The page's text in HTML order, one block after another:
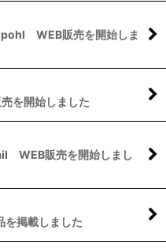
WEB販売を開始しま
を開始しました
WEB販売を開始しまし
掲載しました